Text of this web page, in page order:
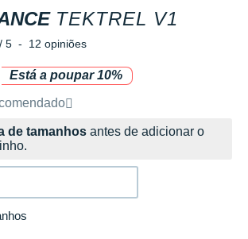
TEKTREL V1
/ 5 - 12 opiniões
Está a poupar 10%
pela marca
de tamanhos antes de adicionar o